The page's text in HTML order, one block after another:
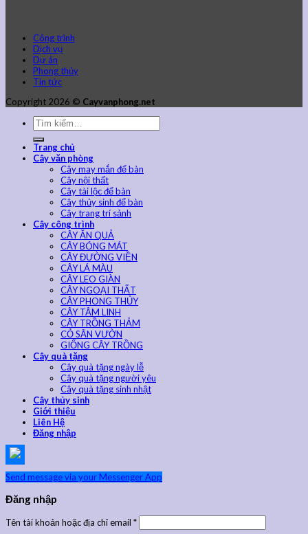
Công trình
Dịch vụ
Dự án
Phong thủy
Tin tức
Copyright 2026 © Cayvanphong.net
Trang chủ
Cây văn phòng
Cây may mắn để bàn
Cây nội thất
Cây tài lộc để bàn
Cây thủy sinh để bàn
Cây trang trí sảnh
Cây công trình
CÂY ĂN QUẢ
CÂY BÓNG MÁT
CÂY ĐƯỜNG VIỀN
CÂY LÁ MÀU
CÂY LEO GIÀN
CÂY NGOẠI THẤT
CÂY PHONG THỦY
CÂY TÂM LINH
CÂY TRỒNG THẢM
CỎ SÂN VƯỜN
GIỐNG CÂY TRỒNG
Cây quà tặng
Cây quà tặng ngày lễ
Cây quà tặng người yêu
Cây quà tặng sinh nhật
Cây thủy sinh
Giới thiệu
Liên Hệ
Đăng nhập
Send message via your Messenger App
Đăng nhập
Tên tài khoản hoặc địa chỉ email *